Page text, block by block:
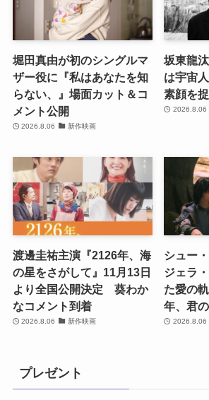
堀田真由が初のシングルマ
ザー役に『私はあなたを知
らない、』場面カット＆コ
メント公開
2026.8.06 新作映画
坂東龍
は宇宙
素顔を
2026.8.06
渡邊圭祐主演『2126年、海
の星をさがして』11月13日
より全国公開決定 葵わか
なコメント到着
2026.8.06 新作映画
シュー
ジェラ
た愛の
年、君
2026.8.06
プレゼント